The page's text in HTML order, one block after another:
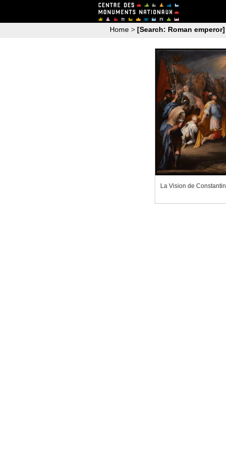
Home > [Search: Roman emperor]
La Vision de Constantin